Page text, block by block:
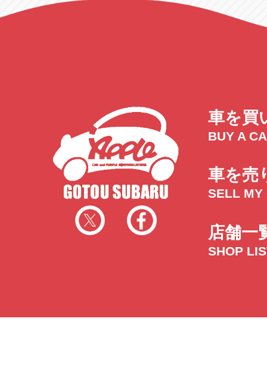
車を買
BUY A
車を売
SELL MY
店舗一
SHOP